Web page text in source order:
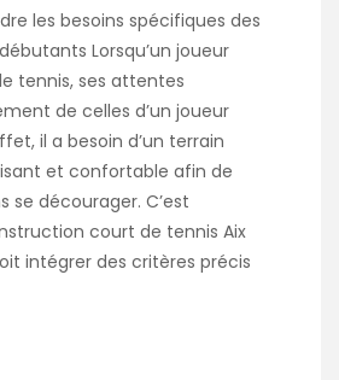
les besoins spécifiques des
Lorsqu’un joueur
tennis, ses attentes
de celles d’un joueur
il a besoin d’un terrain
et confortable afin de
se décourager. C’est
court de tennis Aix
intégrer des critères précis